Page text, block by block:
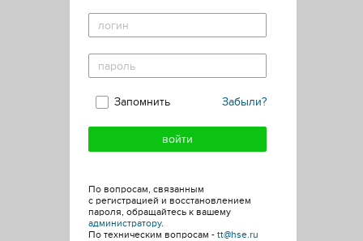
Забыли?
Запомнить
По вопросам, связанным
с регистрацией и восстановлением
пароля, обращайтесь к вашему
администратору.
По техническим вопросам - tt@hse.ru